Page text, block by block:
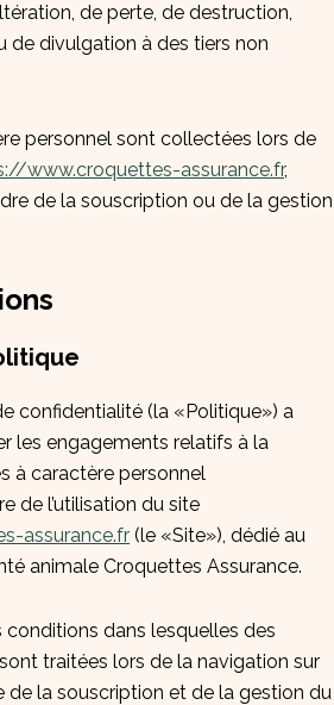
de perte, de destruction,
de divulgation à des tiers non
personnel sont collectées lors de
www.croquettes-assurance.fr,
de la souscription ou de la gestion
confidentialité (la «Politique») a
les engagements relatifs à la
à caractère personnel
de l’utilisation du site
assurance.fr (le «Site»), dédié au
animale Croquettes Assurance.
conditions dans lesquelles des
traitées lors de la navigation sur
de la souscription et de la gestion du